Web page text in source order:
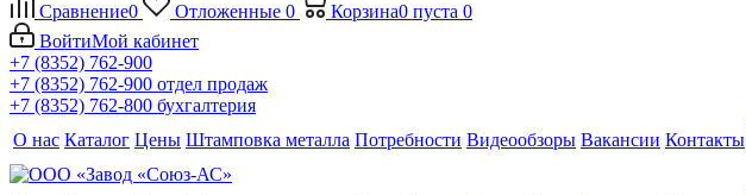
Сравнение0 Отложенные 0 Корзина0 пуста 0
ВойтиМой кабинет
+7 (8352) 762-900
+7 (8352) 762-900 отдел продаж
+7 (8352) 762-800 бухгалтерия
О нас Каталог Цены Штамповка металла Потребности Видеообзоры Вакансии Контакты